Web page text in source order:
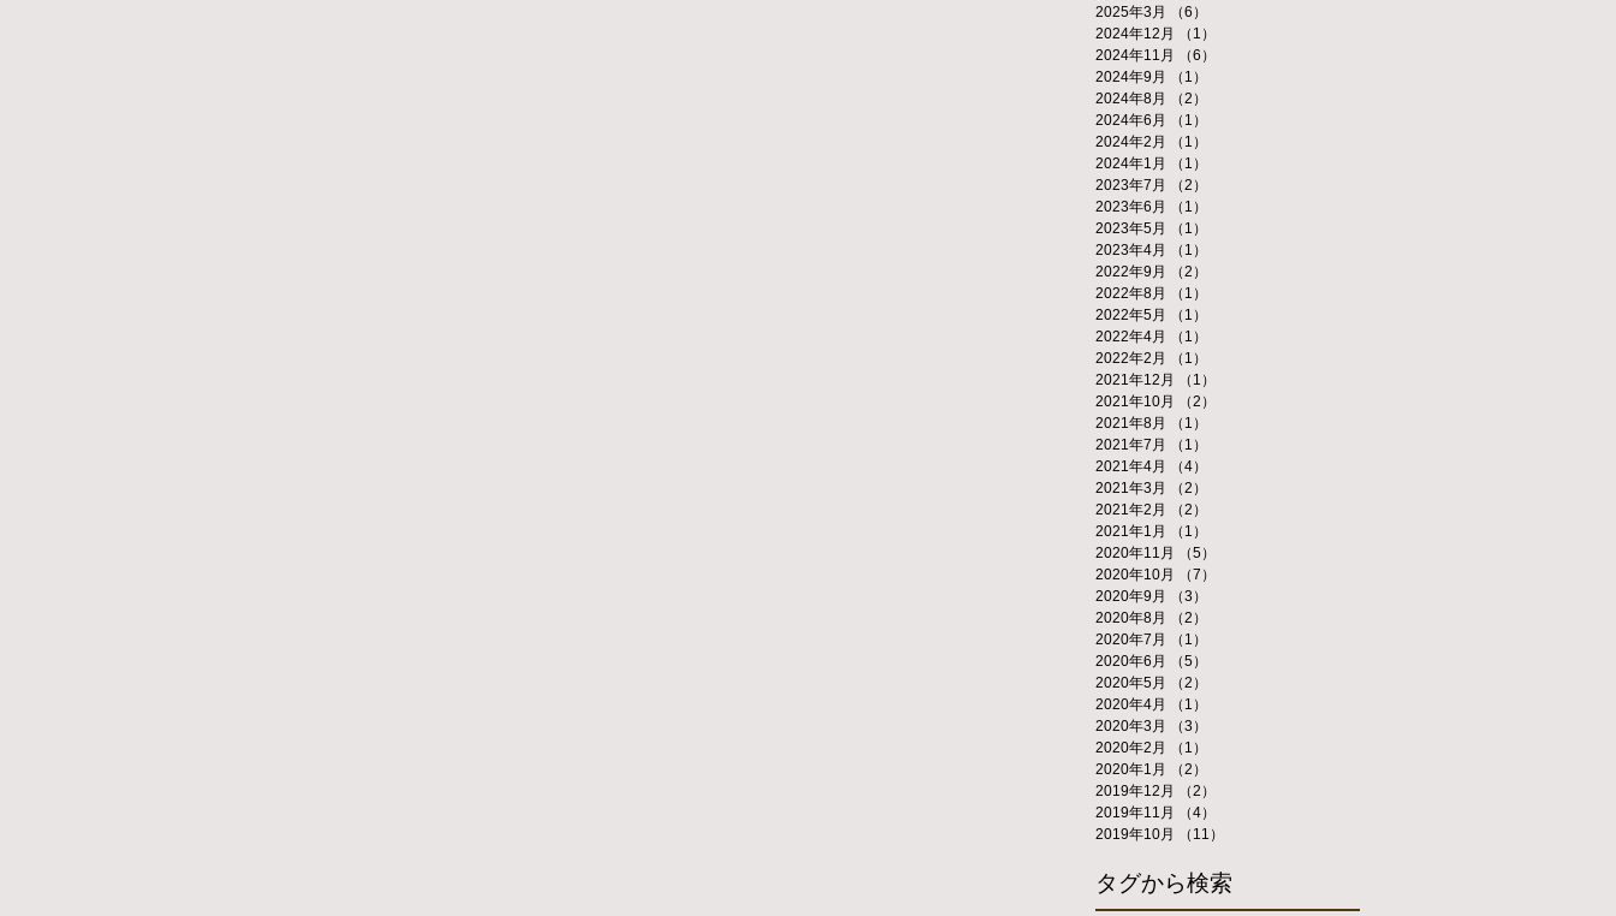
2025年3月
（6）
2024年12月
（1）
2024年11月
（6）
2024年9月
（1）
2024年8月
（2）
2024年6月
（1）
2024年2月
（1）
2024年1月
（1）
2023年7月
（2）
2023年6月
（1）
2023年5月
（1）
2023年4月
（1）
2022年9月
（2）
2022年8月
（1）
2022年5月
（1）
2022年4月
（1）
2022年2月
（1）
2021年12月
（1）
2021年10月
（2）
2021年8月
（1）
2021年7月
（1）
2021年4月
（4）
2021年3月
（2）
2021年2月
（2）
2021年1月
（1）
2020年11月
（5）
2020年10月
（7）
2020年9月
（3）
2020年8月
（2）
2020年7月
（1）
2020年6月
（5）
2020年5月
（2）
2020年4月
（1）
2020年3月
（3）
2020年2月
（1）
2020年1月
（2）
2019年12月
（2）
2019年11月
（4）
2019年10月
（11）
タグから検索